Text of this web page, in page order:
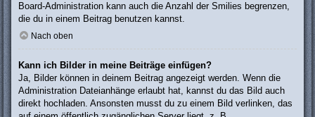
Board-Administration kann auch die Anzahl der Smilies begrenzen,
die du in einem Beitrag benutzen kannst.
Nach oben
Kann ich Bilder in meine Beiträge einfügen?
Ja, Bilder können in deinem Beitrag angezeigt werden. Wenn die
Administration Dateianhänge erlaubt hat, kannst du das Bild auch
direkt hochladen. Ansonsten musst du zu einem Bild verlinken, das